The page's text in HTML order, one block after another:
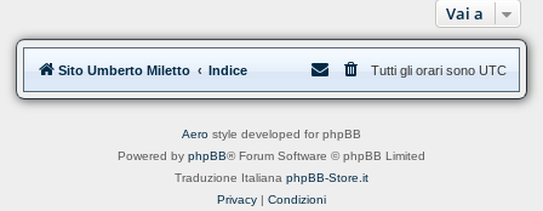
Vai a
Sito Umberto Miletto Indice Tutti gli orari sono UTC
Aero style developed for phpBB
Powered by phpBB® Forum Software © phpBB Limited
Traduzione Italiana phpBB-Store.it
Privacy | Condizioni